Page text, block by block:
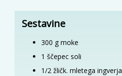
Sestavine
300 g moke
1 ščepec soli
1/2 žličk. mletega ingverja